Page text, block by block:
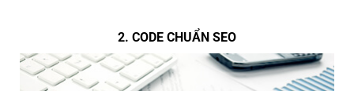
2. CODE CHUẨN SEO